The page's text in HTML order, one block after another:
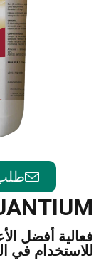
فعالية أفضل
للاستخدام في